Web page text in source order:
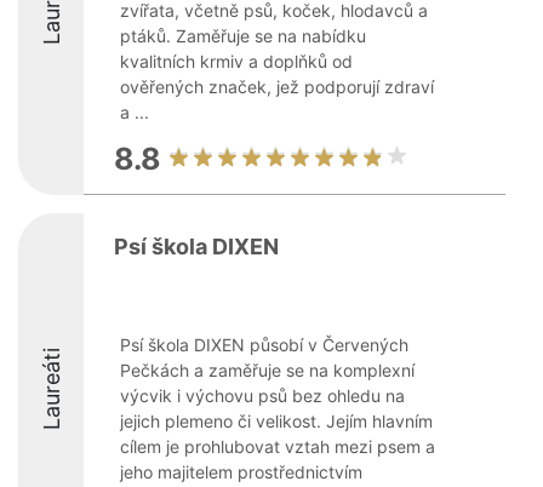
zvířata, včetně psů, koček, hlodavců a
ptáků. Zaměřuje se na nabídku
kvalitních krmiv a doplňků od
ověřených značek, jež podporují zdraví
a ...
8.8
Laureáti
Psí škola DIXEN
Psí škola DIXEN působí v Červených
Pečkách a zaměřuje se na komplexní
výcvik i výchovu psů bez ohledu na
jejich plemeno či velikost. Jejím hlavním
cílem je prohlubovat vztah mezi psem a
jeho majitelem prostřednictvím